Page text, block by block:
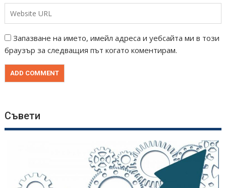
Запазване на името, имейл адреса и уебсайта ми в този
браузър за следващия път когато коментирам.
Съвети